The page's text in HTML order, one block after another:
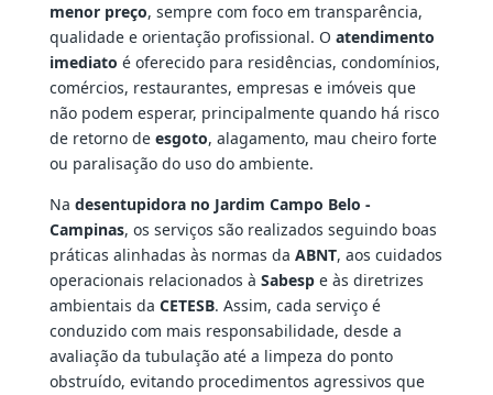
menor preço, sempre com foco em transparência,
qualidade e orientação profissional. O atendimento
imediato é oferecido para residências, condomínios,
comércios, restaurantes, empresas e imóveis que
não podem esperar, principalmente quando há risco
de retorno de esgoto, alagamento, mau cheiro forte
ou paralisação do uso do ambiente.
Na desentupidora no Jardim Campo Belo -
Campinas, os serviços são realizados seguindo boas
práticas alinhadas às normas da ABNT, aos cuidados
operacionais relacionados à Sabespe às diretrizes
ambientais da CETESB. Assim, cada serviço é
conduzido com mais responsabilidade, desde a
avaliação da tubulação até a limpeza do ponto
obstruído, evitando procedimentos agressivos que